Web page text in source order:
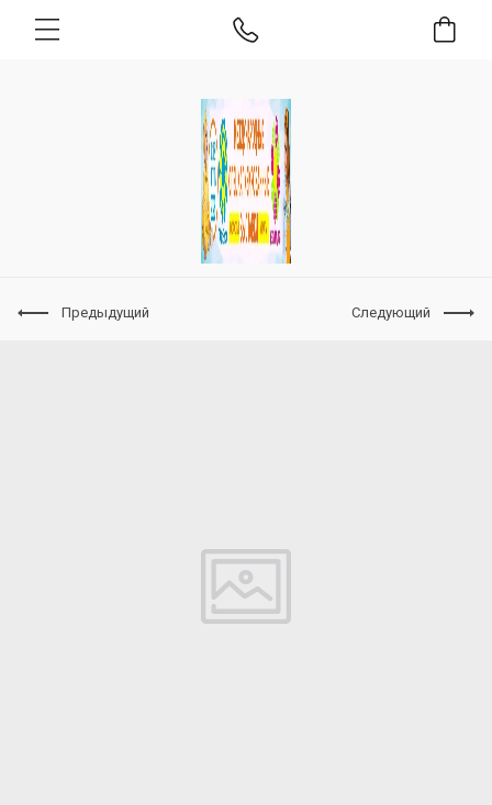
Предыдущий Следующий